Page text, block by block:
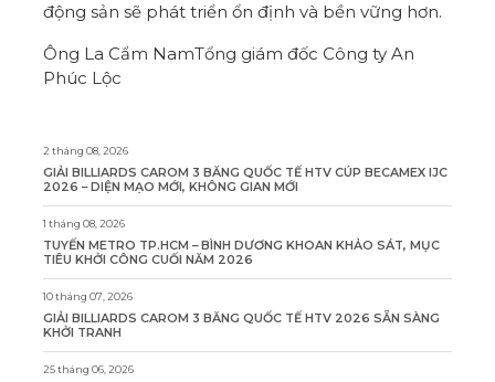
động sản sẽ phát triển ổn định và bền vững hơn.
Ông La Cẩm NamTổng giám đốc Công ty An
Phúc Lộc
2 tháng 08, 2026
GIẢI BILLIARDS CAROM 3 BĂNG QUỐC TẾ HTV CÚP BECAMEX IJC
2026 – DIỆN MẠO MỚI, KHÔNG GIAN MỚI
1 tháng 08, 2026
TUYẾN METRO TP.HCM – BÌNH DƯƠNG KHOAN KHẢO SÁT, MỤC
TIÊU KHỞI CÔNG CUỐI NĂM 2026
10 tháng 07, 2026
GIẢI BILLIARDS CAROM 3 BĂNG QUỐC TẾ HTV 2026 SẴN SÀNG
KHỞI TRANH
25 tháng 06, 2026